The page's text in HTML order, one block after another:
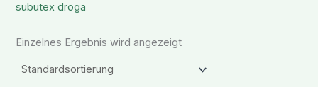
subutex droga
Einzelnes Ergebnis wird angezeigt